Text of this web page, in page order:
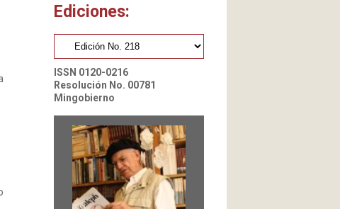
Ediciones:
ISSN 0120-0216
Resolución No. 00781
Mingobierno